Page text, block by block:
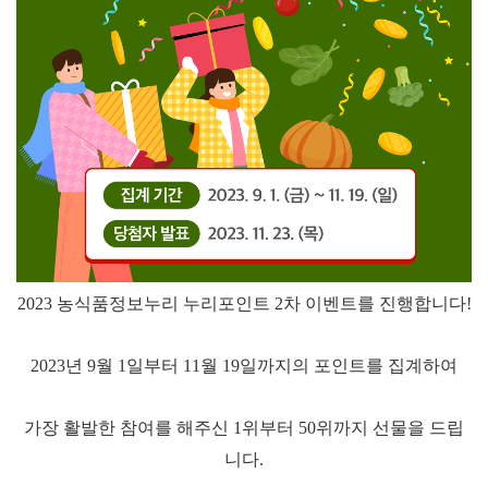
2023 농식품정보누리 누리포인트 2차 이벤트를 진행합니다!
2023년 9월 1 일부터 11 월 19일까지의 포인트를 집계하여
가장 활발한 참여를 해주신 1 위부터 50위까지 선물을 드립
니다.